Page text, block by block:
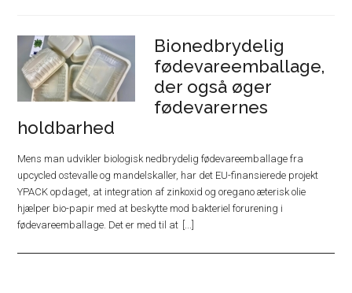
Bionedbrydelig
fødevareemballage,
der også øger
fødevarernes
holdbarhed
Mens man udvikler biologisk nedbrydelig fødevareemballage fra
upcycled ostevalle og mandelskaller, har det EU-finansierede projekt
YPACK opdaget, at integration af zinkoxid og oregano æterisk olie
hjælper bio-papir med at beskytte mod bakteriel forurening i
fødevareemballage. Det er med til at